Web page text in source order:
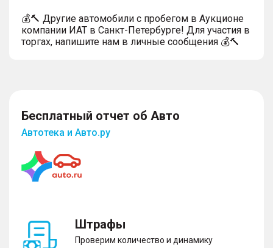
💰🔨 Другие автомобили с пробегом в Аукционе
компании ИАТ в Санкт-Петербурге! Для участия в
торгах, напишите нам в личные сообщения 💰🔨
Бесплатный отчет об Авто
Автотека и Авто.ру
Штрафы
Проверим количество и динамику